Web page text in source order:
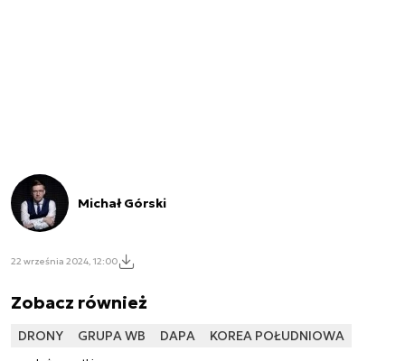
Michał Górski
22 września 2024, 12:00
Zobacz również
DRONY GRUPA WB DAPA KOREA POŁUDNIOWA